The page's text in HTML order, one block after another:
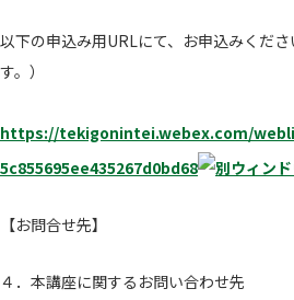
以下の申込み用URLにて、お申込みくだ
す。）
https://tekigonintei.webex.com/
5c855695ee435267d0bd68
【お問合せ先】
４．本講座に関するお問い合わせ先